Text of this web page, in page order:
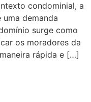
condominial, a
demanda
surge como
os moradores da
rápida e […]